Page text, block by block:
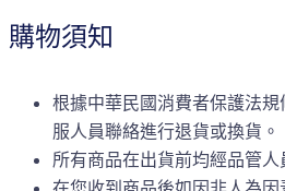
購物須知
根據中華民國消費者保護法
服人員聯絡進行退貨或換貨。
所有商品在出貨前均經品管